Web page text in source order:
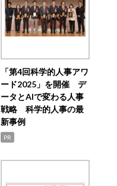
「第4回科学的人事アワ
ード2025」を開催 デ
ータとAIで変わる人事
戦略 科学的人事の最
新事例
PR